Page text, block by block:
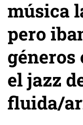
música
pero
géneros
el jazz
fluida/